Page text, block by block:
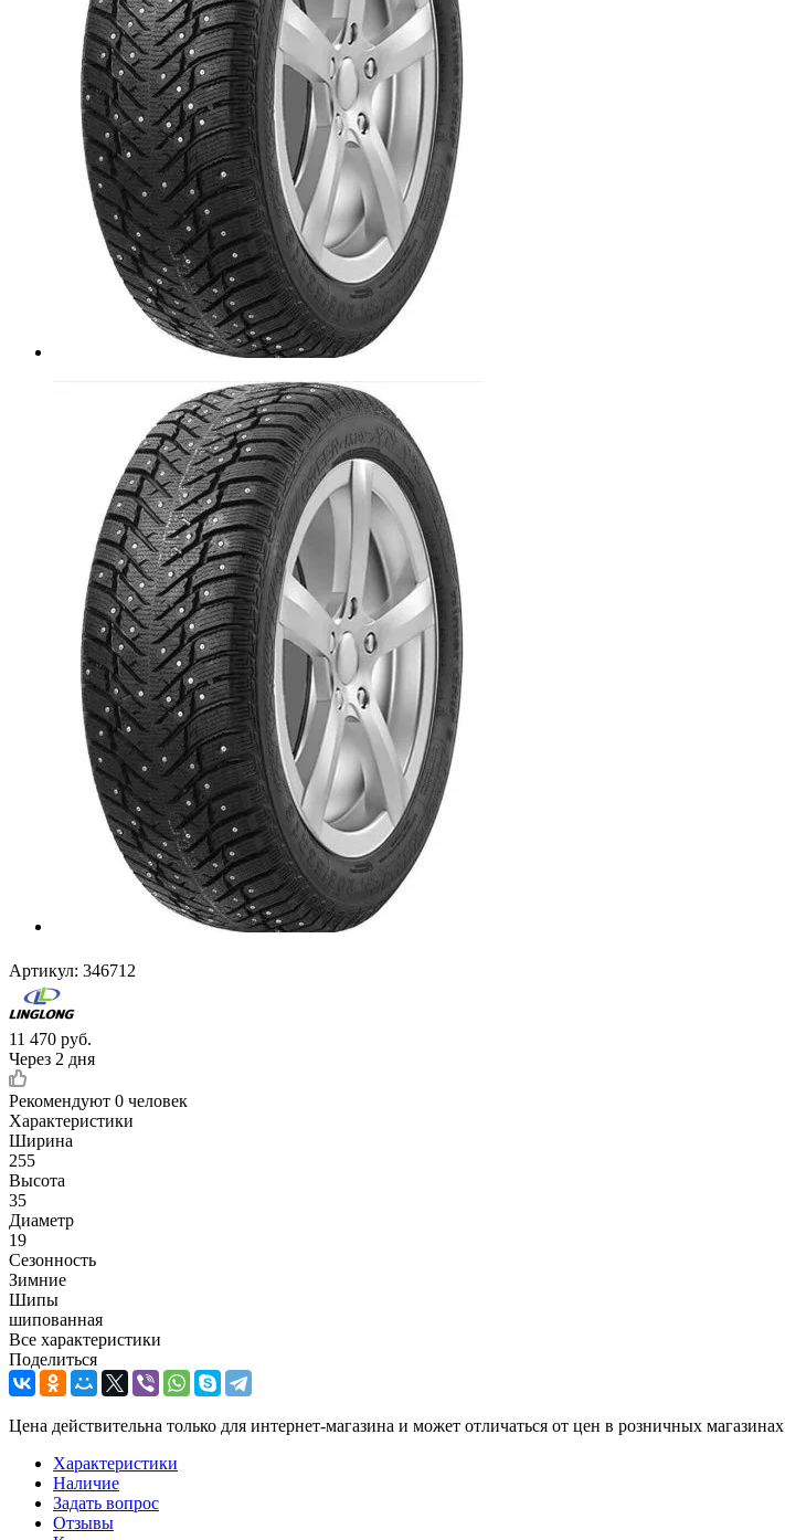
Артикул: 346712
11 470 руб.
Через 2 дня
Рекомендуют 0 человек
Характеристики
Ширина
255
Высота
35
Диаметр
19
Сезонность
Зимние
Шипы
шипованная
Все характеристики
Поделиться
Цена действительна только для интернет-магазина и может отличаться от цен в розничных магазинах
Характеристики
Наличие
Задать вопрос
Отзывы